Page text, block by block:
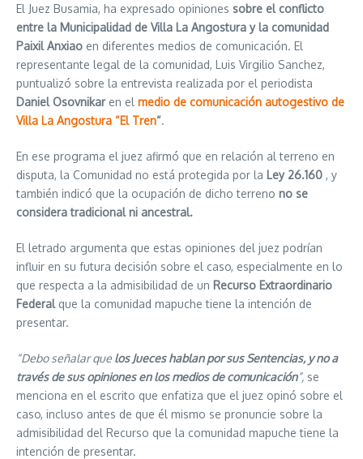
El Juez Busamia, ha expresado opiniones sobre el conflicto
entre la Municipalidad de Villa La Angostura y la comunidad
Paixil Anxiao en diferentes medios de comunicación. El
representante legal de la comunidad, Luis Virgilio Sanchez,
puntualizó sobre la entrevista realizada por el periodista
Daniel Osovnikaren el medio de comunicación autogestivo de
Villa La Angostura “El Tren“.
En ese programa el juez afirmó que en relación al terreno en
disputa, la Comunidad no está protegida por la Ley 26.160 , y
también indicó que la ocupación de dicho terreno no se
considera tradicional ni ancestral.
El letrado argumenta que estas opiniones del juez podrían
influir en su futura decisión sobre el caso, especialmente en lo
que respecta a la admisibilidad de un Recurso Extraordinario
Federalque la comunidad mapuche tiene la intención de
presentar.
“Debo señalar que los Jueces hablan por sus Sentencias, y no a
través de sus opiniones en los medios de comunicación”, se
menciona en el escrito que enfatiza que el juez opinó sobre el
caso, incluso antes de que él mismo se pronuncie sobre la
admisibilidad del Recurso que la comunidad mapuche tiene la
intención de presentar.